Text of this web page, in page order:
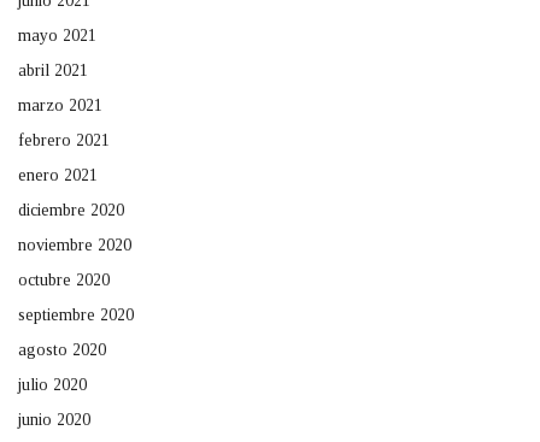
mayo 2021
abril 2021
marzo 2021
febrero 2021
enero 2021
diciembre 2020
noviembre 2020
octubre 2020
septiembre 2020
agosto 2020
julio 2020
junio 2020